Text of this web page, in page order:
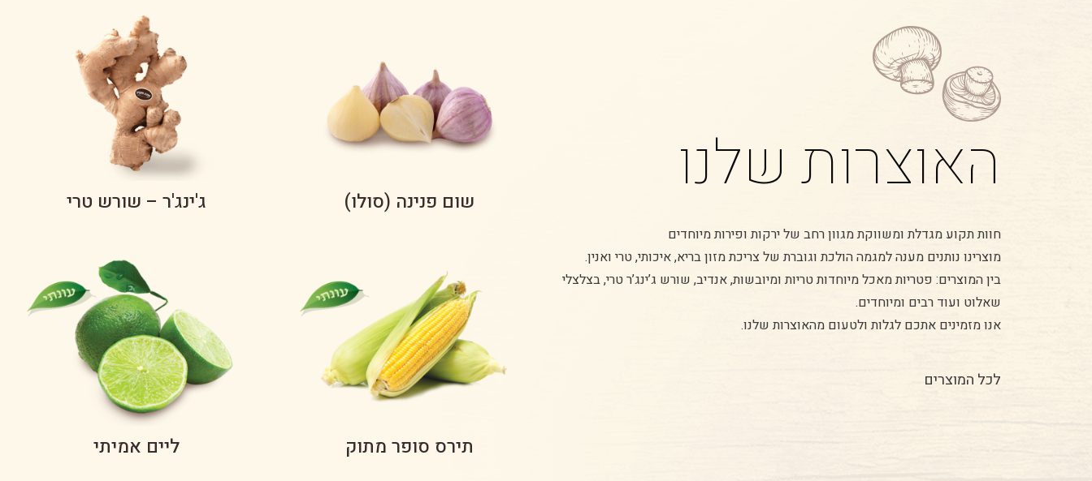
האוצרות שלנו
חוות תקוע מגדלת ומשווקת מגוון רחב של ירקות ופירות מיוחדים
מוצרינו נותנים מענה למגמה הולכת וגוברת של צריכת מזון בריא, איכותי, טרי ואנין.
בין המוצרים: פטריות מאכל מיוחדות טריות ומיובשות, אנדיב, שורש ג’ינג’ר טרי, בצלצלי
שאלוט ועוד רבים ומיוחדים.
אנו מזמינים אתכם לגלות ולטעום מהאוצרות שלנו.
לכל המוצרים
שום פנינה (סולו)
תירס סופר מתוק
ג'ינג'ר – שורש טרי
ליים אמיתי